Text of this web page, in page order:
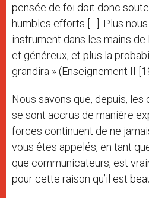
pensée de foi doit donc
humbles efforts […]. Plus
instrument dans les mains de
et généreux, et plus la
grandira » (Enseignement II
Nous savons que, depuis,
se sont accrus de manière
forces continuent de ne
vous êtes appelés, en tant
que communicateurs, est
pour cette raison qu’il est